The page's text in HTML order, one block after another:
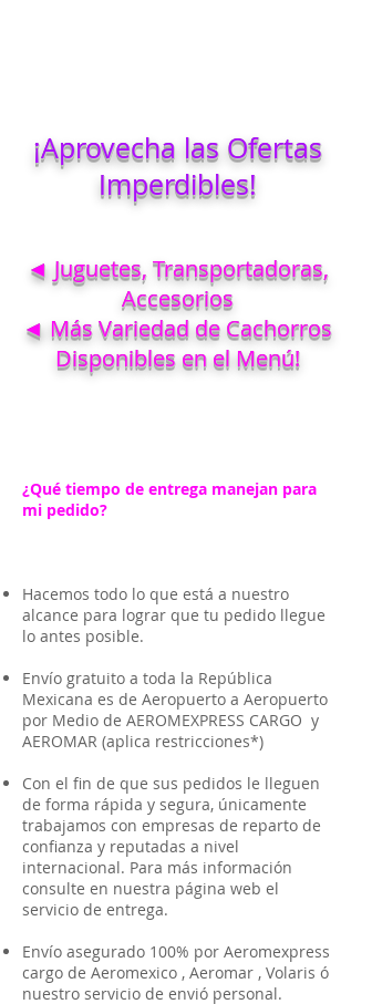
¡Aprovecha las Ofertas
Imperdibles!
◄ Juguetes, Transportadoras,
Accesorios
◄ Más Variedad de Cachorros
Disponibles en el Menú!
¿Qué tiempo de entrega manejan para
mi pedido?
Hacemos todo lo que está a nuestro
alcance para lograr que tu pedido llegue
lo antes posible.
Envío gratuito a toda la República
Mexicana es de Aeropuerto a Aeropuerto
por Medio de AEROMEXPRESS CARGO y
AEROMAR (aplica restricciones*)
Con el fin de que sus pedidos le lleguen
de forma rápida y segura, únicamente
trabajamos con empresas de reparto de
confianza y reputadas a nivel
internacional. Para más información
consulte en nuestra página web el
servicio de entrega.
Envío asegurado 100% por Aeromexpress
cargo de Aeromexico , Aeromar , Volaris ó
nuestro servicio de envió personal.